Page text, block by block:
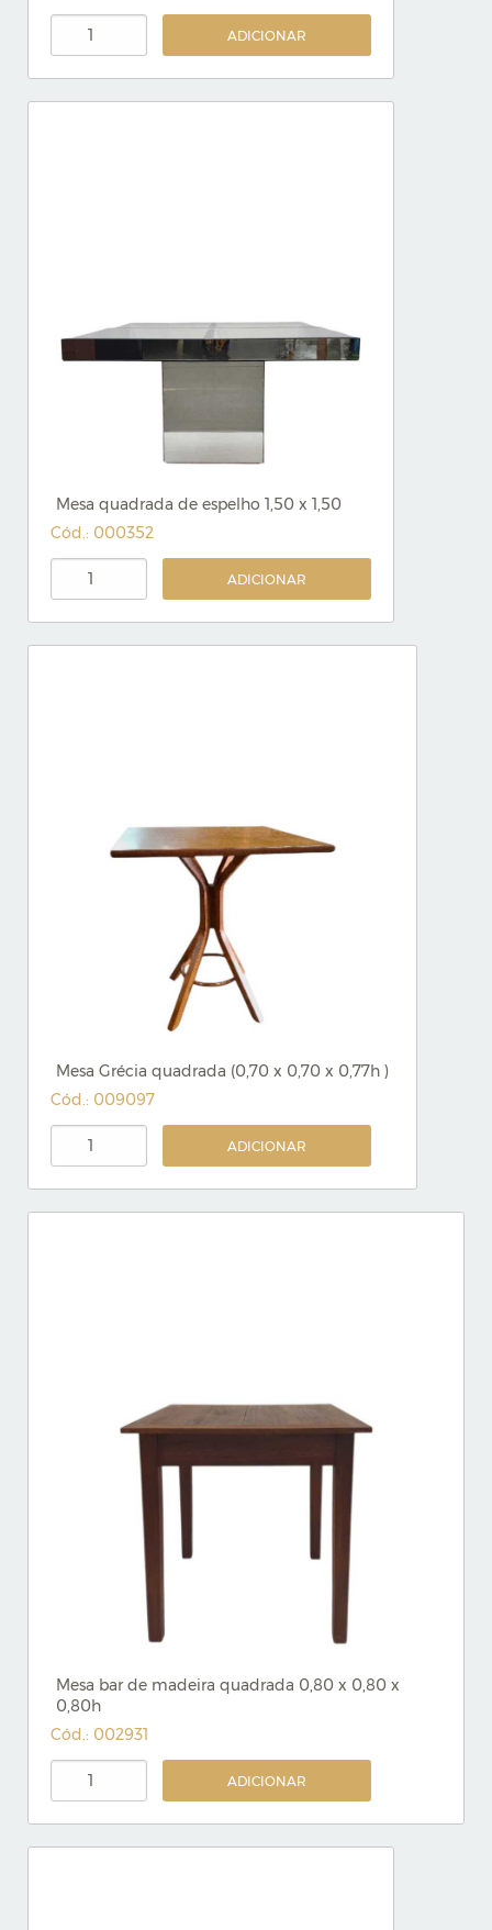
ADICIONAR
Mesa quadrada de espelho 1,50 x 1,50
Cód.: 000352
ADICIONAR
Mesa Grécia quadrada (0,70 x 0,70 x 0,77h )
Cód.: 009097
ADICIONAR
Mesa bar de madeira quadrada 0,80 x 0,80 x
0,80h
Cód.: 002931
ADICIONAR